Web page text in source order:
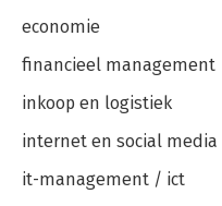
economie
financieel management
inkoop en logistiek
internet en social media
it-management / ict